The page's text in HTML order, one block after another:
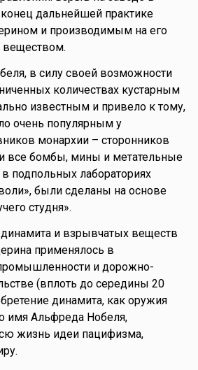
дальнейшей практике
и производимым на его
в силу своей возможности
количествах кустарным
известным и привело к тому,
очень популярным у
монархии – сторонников
все бомбы, мины и метательные
подпольных лабораториях
были сделаны на основе
студня».
и взрывчатых веществ
применялось в
и дорожно-
(вплоть до середины 20
динамита, как оружия
имя Альфреда Нобеля,
жизнь идеи пацифизма,